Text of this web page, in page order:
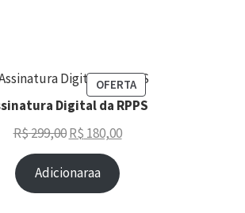
OFERTA
Digital da RPPS
R$299,00 R$ 180,00
Adicionaraa